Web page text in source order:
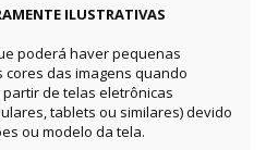
ILUSTRATIVAS
poderá haver pequenas
cores das imagens quando
de telas eletrônicas
tablets ou similares) devido
ou modelo da tela.